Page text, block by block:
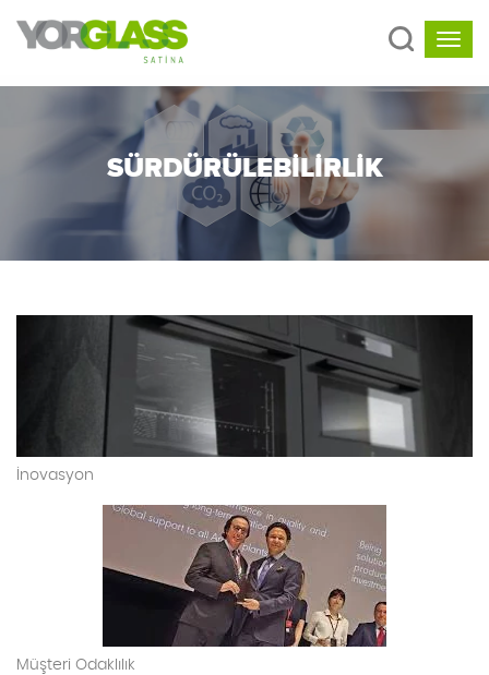
SÜRDÜRÜLEBILIRLIK
İnovasyon
Müşteri Odaklılık